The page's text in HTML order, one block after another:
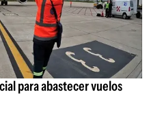
para abastecer vuelos